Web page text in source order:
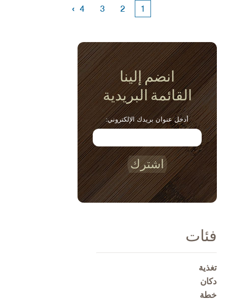
1
2
3
4
›
انضم إلينا
القائمة البريدية
أدخل عنوان بريدك الإلكتروني:
اشترك
فئات
تغذية
دكان
خطة